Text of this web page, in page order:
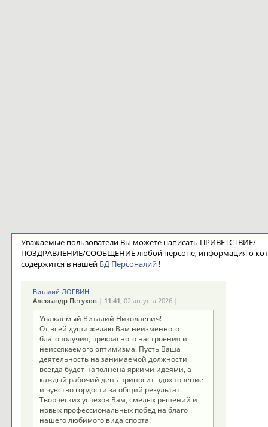
Уважаемые пользователи Вы можете написать ПРИВЕТСТВИЕ/
ПОЗДРАВЛЕНИЕ/СООБЩЕНИЕ любой персоне, информация о
содержится в нашей БД Персоналий!
Виталий ЛОГВИН
Александр Петухов| 11:41, 02 августа 2026 |
Уважаемый Виталий Николаевич!
От всей души желаю Вам неизменного
благополучия, прекрасного настроения и
неиссякаемого оптимизма. Пусть Ваша
деятельность на занимаемой должности
всегда будет наполнена яркими идеями, а
каждый рабочий день приносит вдохновение
и чувство гордости за общий результат.
Творческих успехов Вам, смелых решений и
новых профессиональных побед на благо
нашего любимого вида спорта!